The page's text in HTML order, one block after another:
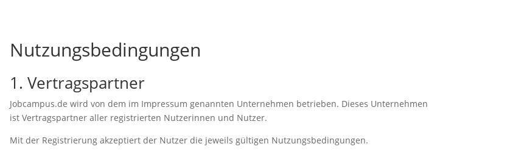
Nutzungsbedingungen
1. Vertragspartner
Jobcampus.de wird von dem im Impressum genannten Unternehmen betrieben. Dieses Unternehmen
ist Vertragspartner aller registrierten Nutzerinnen und Nutzer.
Mit der Registrierung akzeptiert der Nutzer die jeweils gültigen Nutzungsbedingungen.